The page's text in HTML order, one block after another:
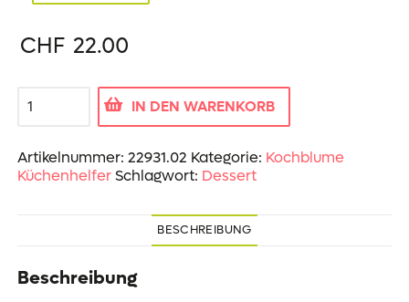
CHF 22.00
Schneebesen
Menge
IN DEN WARENKORB
Artikelnummer: 22931.02 Kategorie: Kochblume
KüchenhelferSchlagwort: Dessert
BESCHREIBUNG
Beschreibung